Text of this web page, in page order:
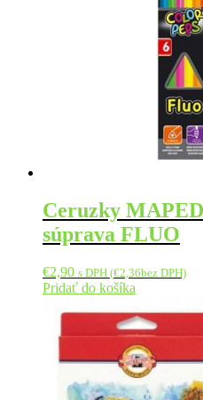
Ceruzky
súprava FLUO
€2,90 s DPH (€2,36bez DPH)
Pridať do košíka